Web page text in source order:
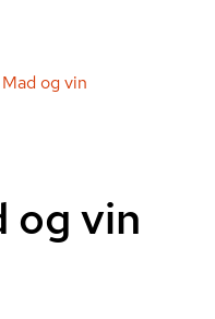
Mad og vin
og vin